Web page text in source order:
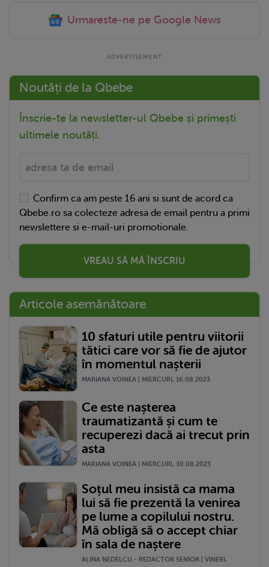
Urmareste-ne pe Google News
Noutăți de la Qbebe
Înscrie-te la newsletter-ul Qbebe și primești
ultimele noutăți.
Confirm ca am peste 16 ani si sunt de acord ca
Qbebe.ro sa colecteze adresa de email pentru a primi
newslettere si e-mail-uri promotionale.
VREAU SĂ MĂ ÎNSCRIU
Articole asemănătoare
10 sfaturi utile pentru viitorii
tătici care vor să fie de ajutor
în momentul nașterii
MARIANA VOINEA | MIERCURI, 16.08.2023
Ce este nașterea
traumatizantă și cum te
recuperezi dacă ai trecut prin
asta
MARIANA VOINEA | MIERCURI, 30.08.2023
Soțul meu insistă ca mama
lui să fie prezentă la venirea
pe lume a copilului nostru.
Mă obligă să o accept chiar
în sala de naștere
ALINA NEDELCU - REDACTOR SENIOR | VINERI,